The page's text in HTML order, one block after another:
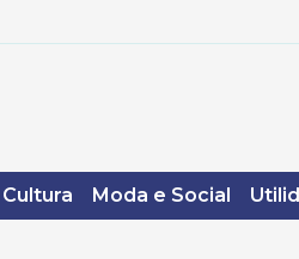
Cultura Moda e Social